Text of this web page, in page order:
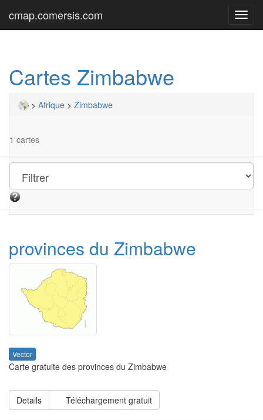
cmap.comersis.com
Cartes Zimbabwe
> Afrique > Zimbabwe
1 cartes
provinces du Zimbabwe
Vector
Carte gratuite des provinces du Zimbabwe
Details Téléchargement gratuit